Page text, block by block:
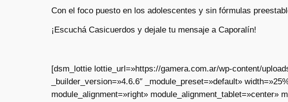
Con el foco puesto en los adolescentes y sin fórmulas
¡Escuchá Casicuerdos y dejale tu mensaje a Caporalín!
[dsm_lottie lottie_url=»https://gamera.com.ar/wp-content/
_builder_version=»4.6.6″ _module_preset=»default»
module_alignment=»right» module_alignment_tablet=»center»